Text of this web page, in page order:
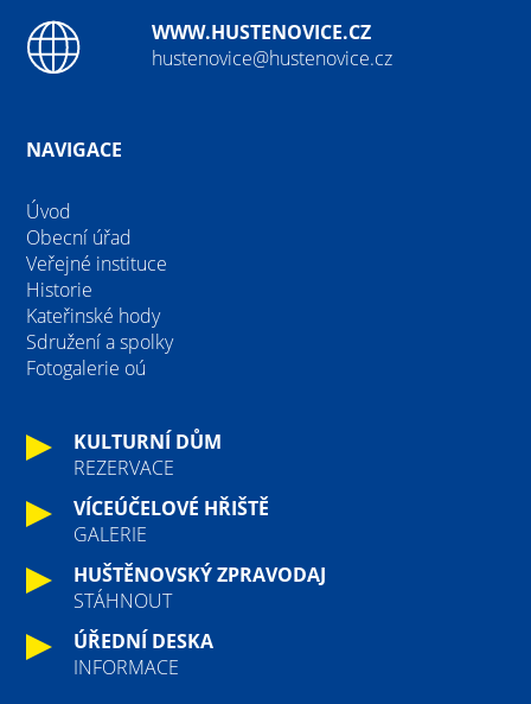
WWW.HUSTENOVICE.CZ
hustenovice@hustenovice.cz
NAVIGACE
Úvod
Obecní úřad
Veřejné instituce
Historie
Kateřinské hody
Sdružení a spolky
Fotogalerie oú
KULTURNÍ DŮM
REZERVACE
VÍCEÚČELOVÉ HŘIŠTĚ
GALERIE
HUŠTĚNOVSKÝ ZPRAVODAJ
STÁHNOUT
ÚŘEDNÍ DESKA
INFORMACE